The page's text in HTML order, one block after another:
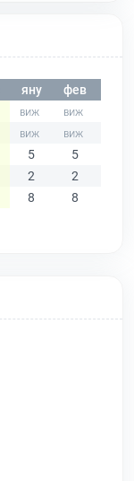
яну фев
5 5
2 2
8 8